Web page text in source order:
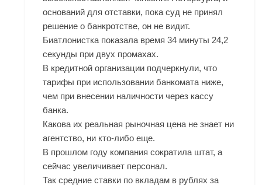
оснований для отставки, пока суд не принял
решение о банкротстве, он не видит.
Биатлонистка показала время 34 минуты 24,2
секунды при двух промахах.
В кредитной организации подчеркнули, что
тарифы при использовании банкомата ниже,
чем при внесении наличности через кассу
банка.
Какова их реальная рыночная цена не знает ни
агентство, ни кто-либо еще.
В прошлом году компания сократила штат, а
сейчас увеличивает персонал.
Так средние ставки по вкладам в рублях за